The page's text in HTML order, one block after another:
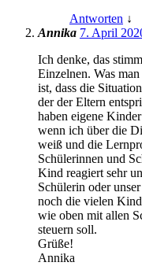
Antworten ↓
Annika 7. April
Ich denke, das
Einzelnen. Was
ist, dass die
der der Eltern
haben eigene
wenn ich über die
weiß und die
Schülerinnen und
Kind reagiert sehr
Schülerin oder
noch die vielen
wie oben mit allen
steuern soll.
Grüße!
Annika